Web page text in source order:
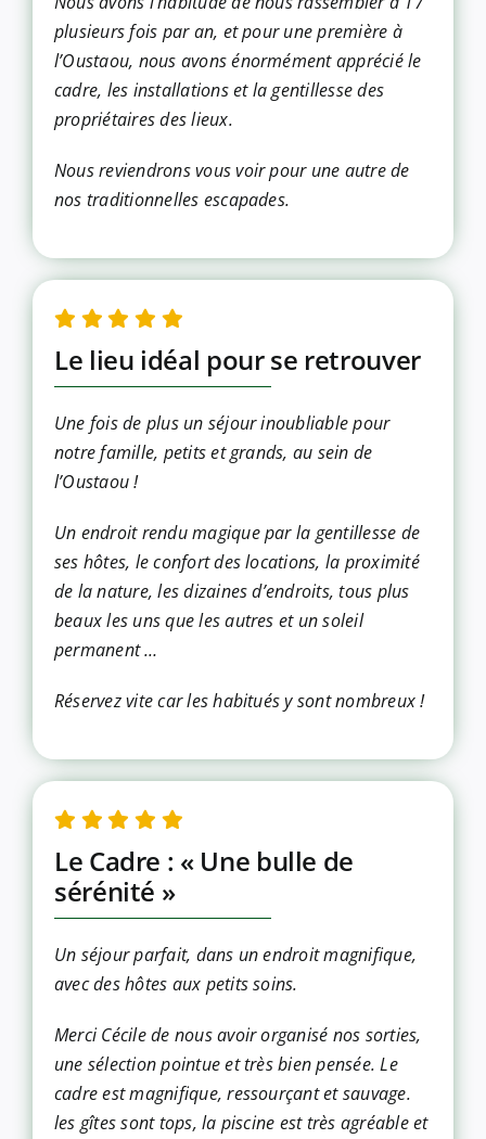
plusieurs fois par an, et pour une première à
l’Oustaou, nous avons énormément apprécié le
cadre, les installations et la gentillesse des
propriétaires des lieux.
Nous reviendrons vous voir pour une autre de
nos traditionnelles escapades.
Le lieu idéal pour se retrouver
Une fois de plus un séjour inoubliable pour
notre famille, petits et grands, au sein de
l’Oustaou !
Un endroit rendu magique par la gentillesse de
ses hôtes, le confort des locations, la proximité
de la nature, les dizaines d’endroits, tous plus
beaux les uns que les autres et un soleil
permanent …
Réservez vite car les habitués y sont nombreux !
Le Cadre : « Une bulle de
sérénité »
Un séjour parfait, dans un endroit magnifique,
avec des hôtes aux petits soins.
Merci Cécile de nous avoir organisé nos sorties,
une sélection pointue et très bien pensée. Le
cadre est magnifique, ressourçant et sauvage.
les gîtes sont tops, la piscine est très agréable et